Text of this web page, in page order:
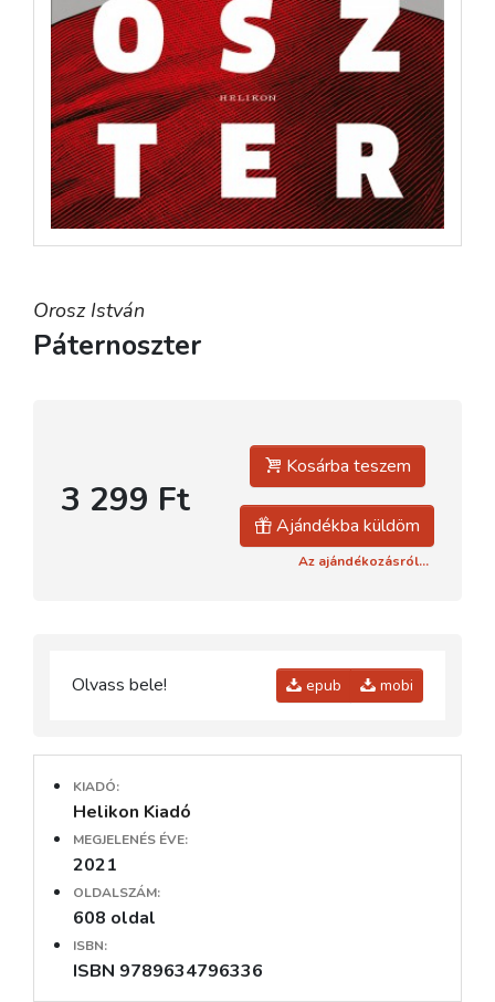
Orosz István
Páternoszter
3 299 Ft
Kosárba teszem
Ajándékba küldöm
Az ajándékozásról...
Olvass bele! epub mobi
KIADÓ:
Helikon Kiadó
MEGJELENÉS ÉVE:
2021
OLDALSZÁM:
608 oldal
ISBN:
ISBN 9789634796336